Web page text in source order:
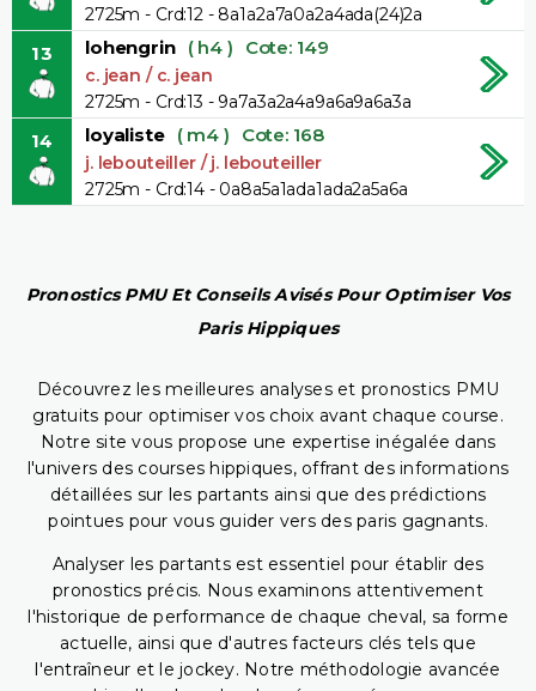
2725m - Crd:12 - 8a1a2a7a0a2a4ada(24)2a
13 lohengrin ( h4 ) Cote: 149
c. jean / c. jean
2725m - Crd:13 - 9a7a3a2a4a9a6a9a6a3a
14 loyaliste ( m4 ) Cote: 168
j. lebouteiller / j. lebouteiller
2725m - Crd:14 - 0a8a5a1ada1ada2a5a6a
Pronostics PMU Et Conseils Avisés Pour Optimiser Vos
Paris Hippiques
Découvrez les meilleures analyses et pronostics PMU
gratuits pour optimiser vos choix avant chaque course.
Notre site vous propose une expertise inégalée dans
l'univers des courses hippiques, offrant des informations
détaillées sur les partants ainsi que des prédictions
pointues pour vous guider vers des paris gagnants.
Analyser les partants est essentiel pour établir des
pronostics précis. Nous examinons attentivement
l'historique de performance de chaque cheval, sa forme
actuelle, ainsi que d'autres facteurs clés tels que
l'entraîneur et le jockey. Notre méthodologie avancée